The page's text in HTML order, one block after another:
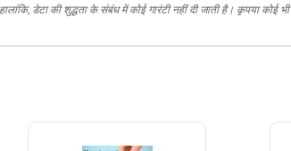
डेटा की शुद्धता के संबंध में कोई गारंटी नहीं दी जाती है। कृपया